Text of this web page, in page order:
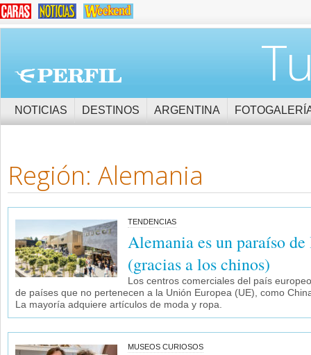
NOTICIAS DESTINOS ARGENTINA
Región: Alemania
TENDENCIAS
Alemania es un paraíso
(gracias a los chinos)
Los centros comerciales del país
de países que no pertenecen a la Unión Europea (UE), como
La mayoría adquiere artículos de moda y ropa.
MUSEOS CURIOSOS